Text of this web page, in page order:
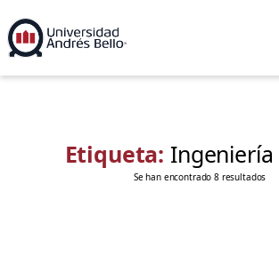
Etiqueta: Ingeniería
Se han encontrado 8 resultados